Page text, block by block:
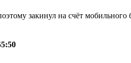
закинул на счёт мобильного